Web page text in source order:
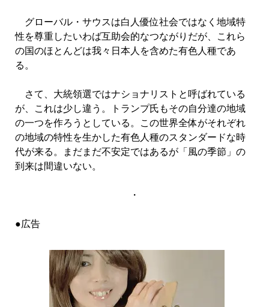
グローバル・サウスは白人優位社会ではなく地域特
性を尊重したいわば互助会的なつながりだが、これら
の国のほとんどは我々日本人を含めた有色人種であ
る。
さて、大統領選ではナショナリストと呼ばれている
が、これは少し違う。トランプ氏もその自分達の地域
の一つを作ろうとしている。この世界全体がそれぞれ
の地域の特性を生かした有色人種のスタンダードな時
代が来る。まだまだ不安定ではあるが「風の季節」の
到来は間違いない。
・
●広告